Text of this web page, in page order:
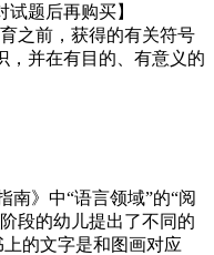
试题后再购买】
之前，获得的有关符号
，并在有目的、有意义的
》中“语言领域”的“阅
段的幼儿提出了不同的
的文字是和图画对应